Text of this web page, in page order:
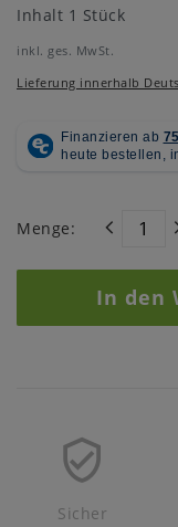
Inhalt 1 Stück
inkl. ges. MwSt.
Lieferung innerhalb
Menge:
In den
Sicher